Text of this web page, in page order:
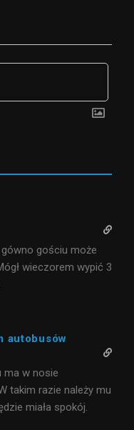
gościu może
wieczorem wypić 3
autobusów
ma w nosie
takim razie należy mu
miała spokój.